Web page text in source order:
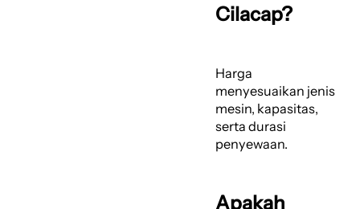
Cilacap?
Harga
menyesuaikan jenis
mesin, kapasitas,
serta durasi
penyewaan.
Apakah